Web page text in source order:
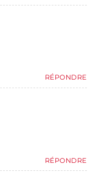
RÉPONDRE
RÉPONDRE